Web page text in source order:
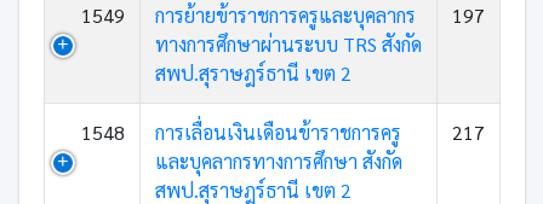
1549
การย้ายข้าราชการครูและบุคลากร
ทางการศึกษาผ่านระบบ TRS สังกัด
สพป.สุราษฎร์ธานี เขต 2
197
1548
การเลื่อนเงินเดือนข้าราชการครู
และบุคลากรทางการศึกษา สังกัด
สพป.สุราษฎร์ธานี เขต 2
217